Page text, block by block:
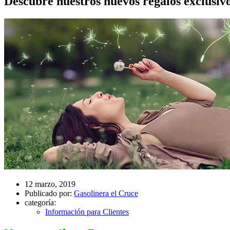
12 marzo, 2019
Publicado por: Gasolinera el Cruce
categoría:
Información para Clientes